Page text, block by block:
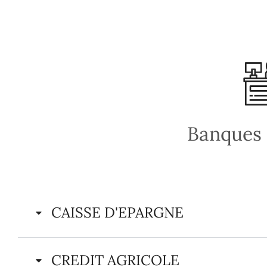
CAISSE D'EPARGNE
CREDIT AGRICOLE